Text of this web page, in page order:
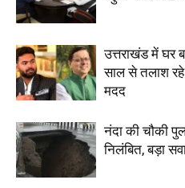
उत्तराखंड में घर
साल से तलाश रहे
मदद
नंदा की चौकी
निलंबित, बड़ा